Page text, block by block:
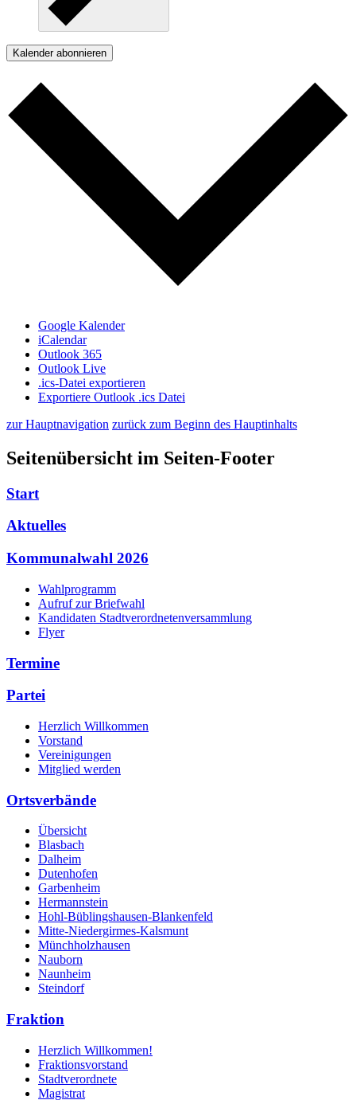
Kalender abonnieren
Google Kalender
iCalendar
Outlook 365
Outlook Live
.ics-Datei exportieren
Exportiere Outlook .ics Datei
zur Hauptnavigation zurück zum Beginn des Hauptinhalts
Seitenübersicht im Seiten-Footer
Start
Aktuelles
Kommunalwahl 2026
Wahlprogramm
Aufruf zur Briefwahl
Kandidaten Stadtverordnetenversammlung
Flyer
Termine
Partei
Herzlich Willkommen
Vorstand
Vereinigungen
Mitglied werden
Ortsverbände
Übersicht
Blasbach
Dalheim
Dutenhofen
Garbenheim
Hermannstein
Hohl-Büblingshausen-Blankenfeld
Mitte-Niedergirmes-Kalsmunt
Münchholzhausen
Nauborn
Naunheim
Steindorf
Fraktion
Herzlich Willkommen!
Fraktionsvorstand
Stadtverordnete
Magistrat